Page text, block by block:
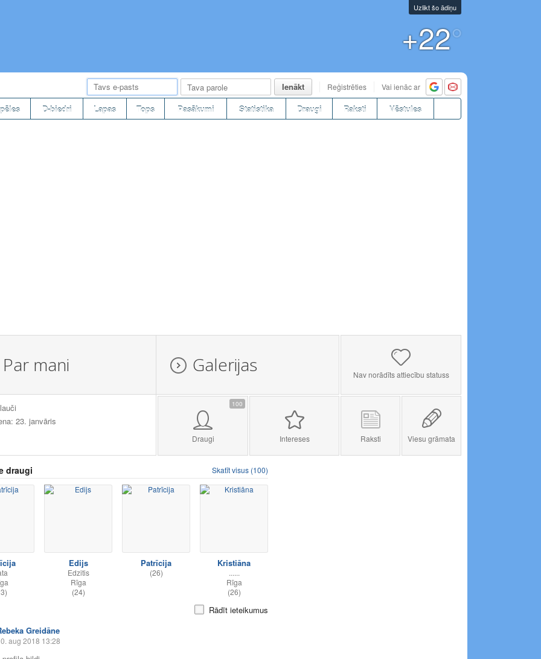
Uzlikt šo ādiņu
+22°
Ienākt Reģistrēties Vai ienāc ar
D-biedri Lapas Tops Pasākumi Statistika Draugi Raksti Vēstules
Par mani Galerijas Nav norādīts attiecību statuss
23. janvāris
100
Draugi Intereses Raksti Viesu grāmata
draugi Skatīt visus (100)
Edijs
Edzitis
Rīga
(24)
Patrīcija
(26)
Kristiāna
......
Rīga
(26)
Rādīt ieteikumus
Greidāne
aug 2018 13:28